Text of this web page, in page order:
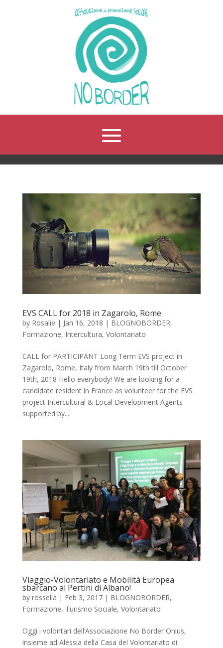
EVS CALL for 2018 in Zagarolo, Rome
by Rosalie | Jan 16, 2018 | BLOGNOBORDER,
Formazione, Intercultura, Volontariato
CALL for PARTICIPANT Long Term EVS project in
Zagarolo, Rome, Italy from March 19th till October
19th, 2018 Hello everybody! We are looking for a
candidate resident in France as volunteer for the EVS
project Intercultural & Local Development Agents
supported by...
Viaggio-Volontariato e Mobilità Europea
sbarcano al Pertini di Albano!
by rossella | Feb 3, 2017| BLOGNOBORDER,
Formazione, Turismo Sociale, Volontariato
Oggi i volontari dell’Associazione No Border Onlus,
insieme ad Alessia della Casa del Volontariato di